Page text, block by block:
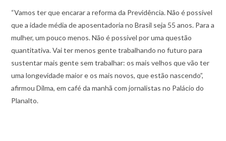
“Vamos ter que encarar a reforma da Previdência. Não é possível
que a idade média de aposentadoria no Brasil seja 55 anos. Para a
mulher, um pouco menos. Não é possível por uma questão
quantitativa. Vai ter menos gente trabalhando no futuro para
sustentar mais gente sem trabalhar: os mais velhos que vão ter
uma longevidade maior e os mais novos, que estão nascendo”,
afirmou Dilma, em café da manhã com jornalistas no Palácio do
Planalto.